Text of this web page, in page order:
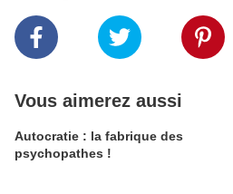
Vous aimerez aussi
Autocratie : la fabrique des
psychopathes !